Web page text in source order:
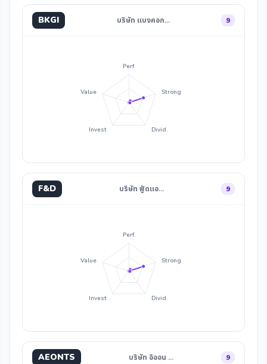
BKGI บริษัท แบงคอก… 9
Perf.
Strong
Divid.
Invest
Value
F&D บริษัท ฟู้ดแอ… 9
Perf.
Strong
Divid.
Invest
Value
AEONTS บริษัท อิออน … 9